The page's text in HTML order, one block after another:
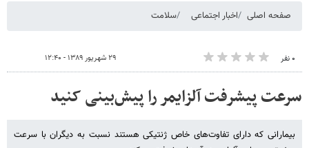
صفحه اصلی اخبار اجتماعی سلامت
۰ نفر ۲۹ شهریور ۱۳۸۹ - ۱۲:۴۰
سرعت پیشرفت آلزایمر را پیش‌بینی کنید
بیمارانی که دارای تفاوت‌های خاص ژنتیکی هستند نسبت به دیگران با سرعت